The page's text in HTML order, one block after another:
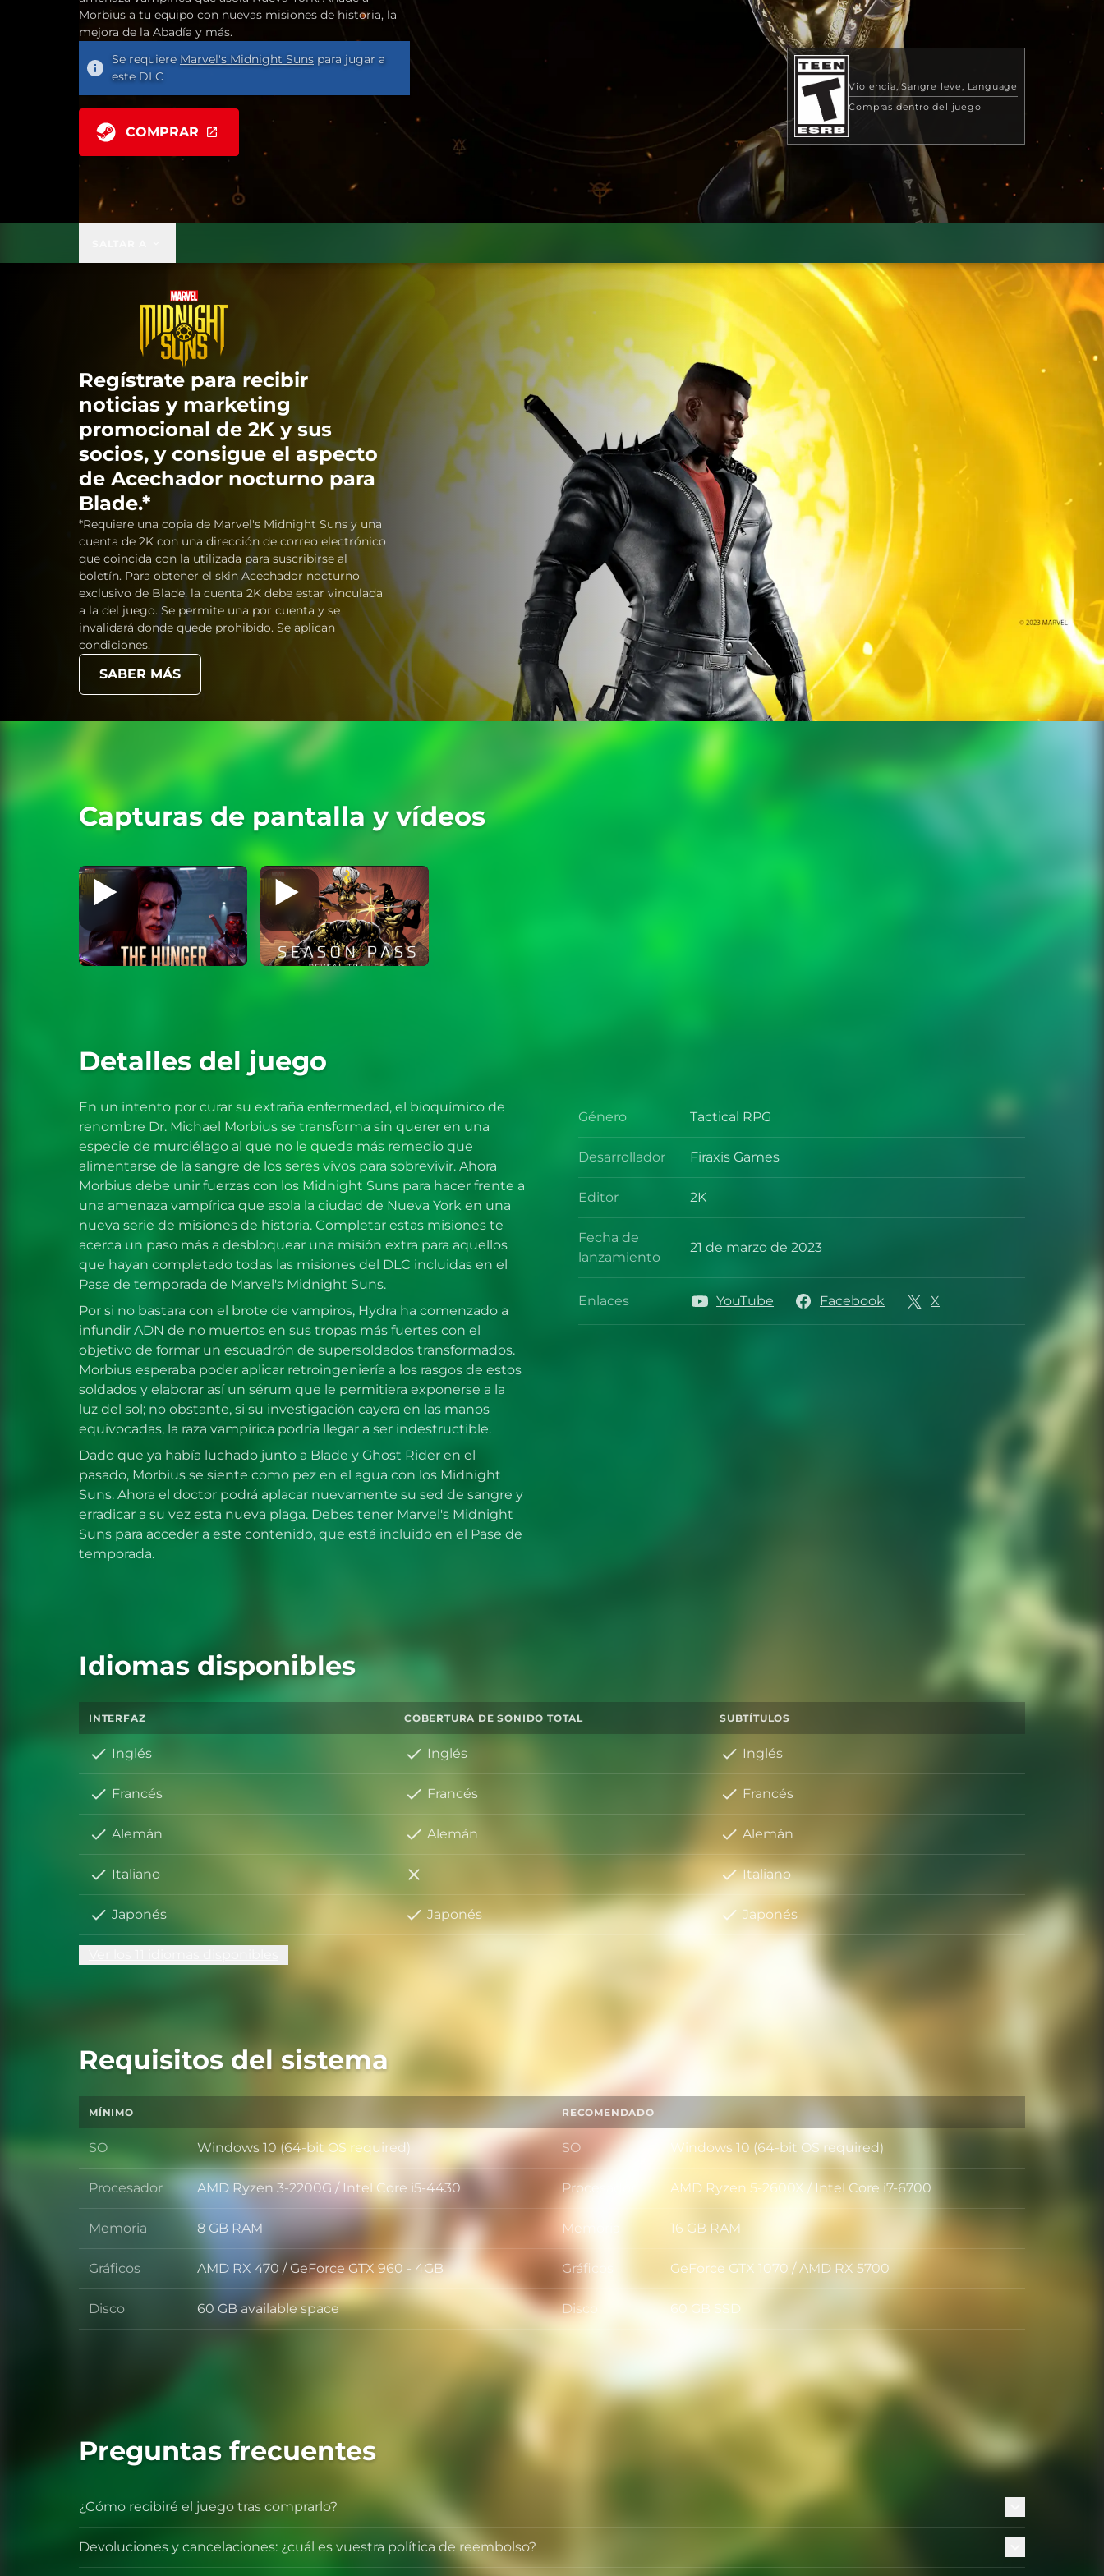
Violencia Sangre leve
Language
Compras dentro del juego
Morbius a tu equipo con nuevas misiones de historia, la
mejora de la Abadía y más.
Se requiere Marvel's Midnight Suns para jugar a
este DLC
COMPRAR
Regístrate para recibir
noticias y marketing
promocional de 2K y sus
socios, y consigue el aspecto
de Acechador nocturno para
Blade.*
*Requiere una copia de Marvel's Midnight Suns y una
cuenta de 2K con una dirección de correo electrónico
que coincida con la utilizada para suscribirse al
boletín. Para obtener el skin Acechador nocturno
exclusivo de Blade, la cuenta 2K debe estar vinculada
a la del juego. Se permite una por cuenta y se
invalidará donde quede prohibido. Se aplican
condiciones.
SABER MÁS
Capturas de pantalla y vídeos
Detalles del juego
En un intento por curar su extraña enfermedad, el bioquímico de
renombre Dr. Michael Morbius se transforma sin querer en una
especie de murciélago al que no le queda más remedio que
alimentarse de la sangre de los seres vivos para sobrevivir. Ahora
Morbius debe unir fuerzas con los Midnight Suns para hacer frente a
una amenaza vampírica que asola la ciudad de Nueva York en una
nueva serie de misiones de historia. Completar estas misiones te
acerca un paso más a desbloquear una misión extra para aquellos
que hayan completado todas las misiones del DLC incluidas en el
Pase de temporada de Marvel's Midnight Suns.
Por si no bastara con el brote de vampiros, Hydra ha comenzado a
infundir ADN de no muertos en sus tropas más fuertes con el
objetivo de formar un escuadrón de supersoldados transformados.
Morbius esperaba poder aplicar retroingeniería a los rasgos de estos
soldados y elaborar así un sérum que le permitiera exponerse a la
luz del sol; no obstante, si su investigación cayera en las manos
equivocadas, la raza vampírica podría llegar a ser indestructible.
Dado que ya había luchado junto a Blade y Ghost Rider en el
pasado, Morbius se siente como pez en el agua con los Midnight
Suns. Ahora el doctor podrá aplacar nuevamente su sed de sangre y
erradicar a su vez esta nueva plaga. Debes tener Marvel's Midnight
Suns para acceder a este contenido, que está incluido en el Pase de
temporada.
Género
Género
Tactical RPG
Desarrollador
Desarrollador
Firaxis Games
Editor
Editor
2K
Fecha de
lanzamiento
Fecha de lanzamiento
21 de marzo de 2023
Enlaces
Enlaces
YouTube Facebook X
Idiomas disponibles
INTERFAZ COBERTURA DE SONIDO TOTAL SUBTÍTULOS
Inglés Inglés Inglés
Francés Francés Francés
Alemán Alemán Alemán
Italiano
Italiano
Italiano
Japonés Japonés Japonés
Requisitos del sistema
MÍNIMO
SO
SO
Windows 10 (64-bit OS required)
Procesador
Procesador
AMD Ryzen 3-2200G / Intel Core i5-4430
Memoria
Memoria
8 GB RAM
Gráficos
Gráficos
AMD RX 470 / GeForce GTX 960 - 4GB
Disco
Disco
60 GB available space
RECOMENDADO
SO
SO
Windows 10 (64-bit OS required)
Procesador
Procesador
AMD Ryzen 5-2600X / Intel Core i7-6700
Memoria
Memoria
16 GB RAM
Gráficos
Gráficos
GeForce GTX 1070 / AMD RX 5700
Disco
Disco
60 GB SSD
Preguntas frecuentes
¿Cómo recibiré el juego tras comprarlo?
Devoluciones y cancelaciones: ¿cuál es vuestra política de reembolso?